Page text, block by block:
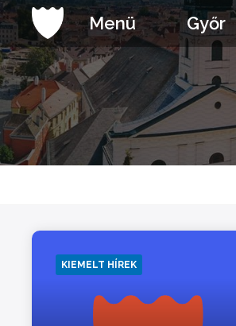
Ugrás
a
tartalomhoz
Menü Győr
KIEMELT HÍREK